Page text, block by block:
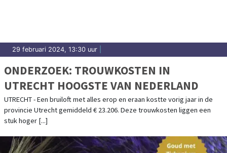
29 februari 2024, 13:30 uur
ONDERZOEK: TROUWKOSTEN IN
UTRECHT HOOGSTE VAN NEDERLAND
UTRECHT - Een bruiloft met alles erop en eraan kostte vorig jaar in de
provincie Utrecht gemiddeld € 23.206. Deze trouwkosten liggen een
stuk hoger [...]